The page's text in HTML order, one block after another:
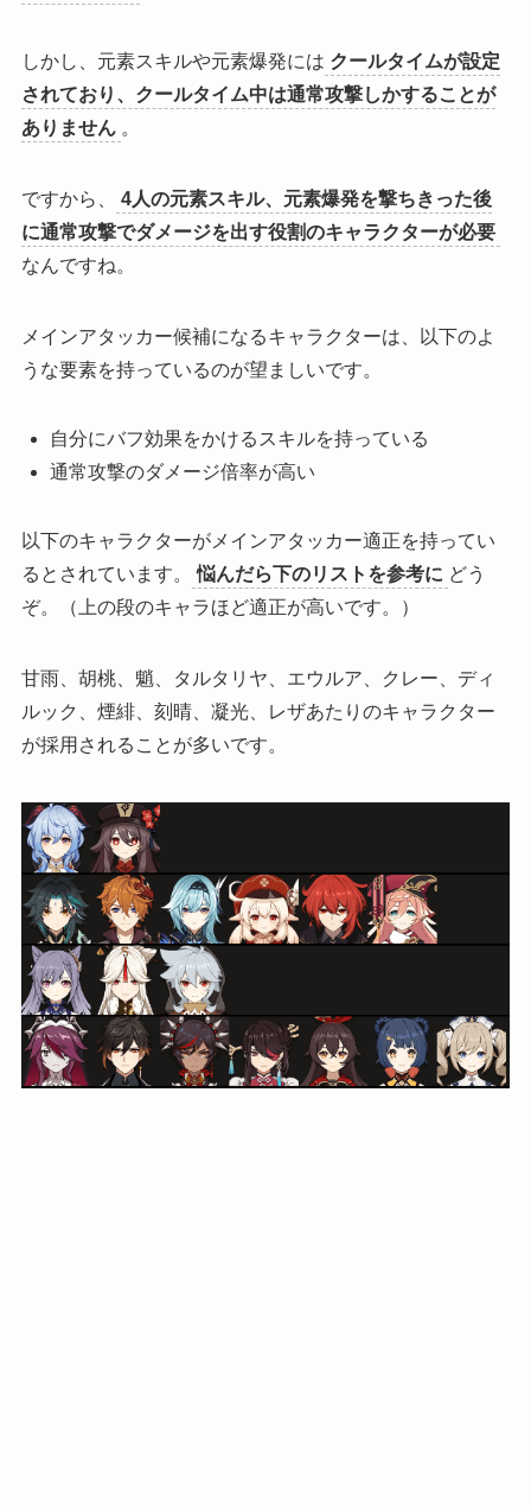
しかし、元素スキルや元素爆発には クールタイムが設定
されており、クールタイム中は通常攻撃しかすることが
ありません 。
ですから、
4人の元素スキル、元素爆発を撃ちきった後
に通常攻撃でダメージを出す役割のキャラクターが必要
なんですね。
メインアタッカー候補になるキャラクターは、以下のよ
うな要素を持っているのが望ましいです。
自分にバフ効果をかけるスキルを持っている
通常攻撃のダメージ倍率が高い
以下のキャラクターがメインアタッカー適正を持ってい
るとされています。
悩んだら下のリストを参考に どう
ぞ。（上の段のキャラほど適正が高いです。）
甘雨、胡桃、魈、タルタリヤ、エウルア、クレー、ディ
ルック、煙緋、刻晴、凝光、レザあたりのキャラクター
が採用されることが多いです。